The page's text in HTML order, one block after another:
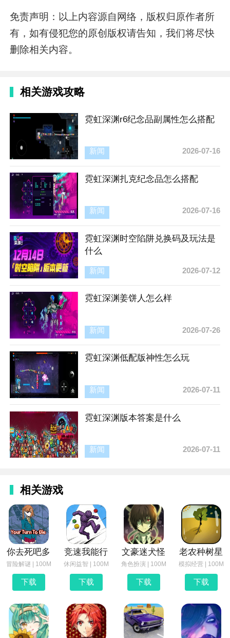
免责声明：以上内容源自网络，版权归原作者所
有，如有侵犯您的原创版权请告知，我们将尽快
删除相关内容。
相关游戏攻略
霓虹深渊r6纪念品副属性怎么搭配
新闻 2026-07-16
霓虹深渊扎克纪念品怎么搭配
新闻 2026-07-16
霓虹深渊时空陷阱兑换码及玩法是
什么
新闻 2026-07-12
霓虹深渊姜饼人怎么样
新闻 2026-07-26
霓虹深渊低配版神性怎么玩
新闻 2026-07-11
霓虹深渊版本答案是什么
新闻 2026-07-11
相关游戏
你去死吧多
冒险解谜 | 100M
下载
竞速我能行
休闲益智 | 100M
下载
文豪迷犬怪
角色扮演 | 100M
下载
老农种树星
模拟经营 | 100M
下载